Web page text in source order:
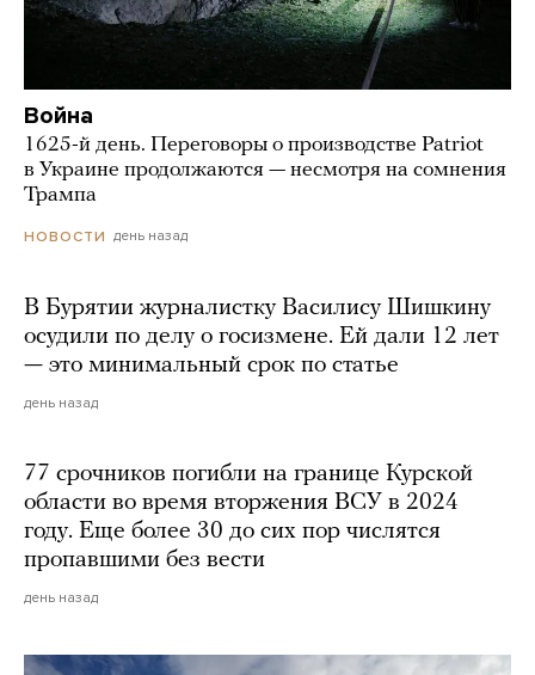
Война
1625-й день. Переговоры о производстве Patriot
в Украине продолжаются — несмотря на сомнения
Трампа
НОВОСТИ день назад
В Бурятии журналистку Василису Шишкину
осудили по делу о госизмене. Ей дали 12 лет
— это минимальный срок по статье
день назад
77 срочников погибли на границе Курской
области во время вторжения ВСУ в 2024
году. Еще более 30 до сих пор числятся
пропавшими без вести
день назад